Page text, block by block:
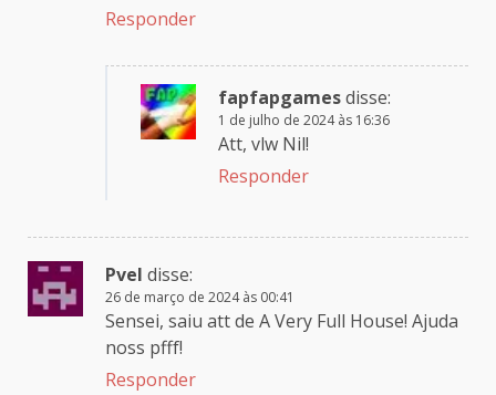
Responder
fapfapgamesdisse:
1 de julho de 2024 às 16:36
Att, vlw Nil!
Responder
Pvel disse:
26 de março de 2024 às 00:41
Sensei, saiu att de A Very Full House! Ajuda
noss pfff!
Responder